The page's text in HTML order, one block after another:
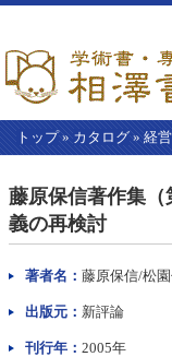
トップ» カタログ » 経
こ
か
ら
本
文】
藤原保信著作集（
義の再検討
著者名： 藤原保信/松
出版元： 新評論
刊行年： 2005年